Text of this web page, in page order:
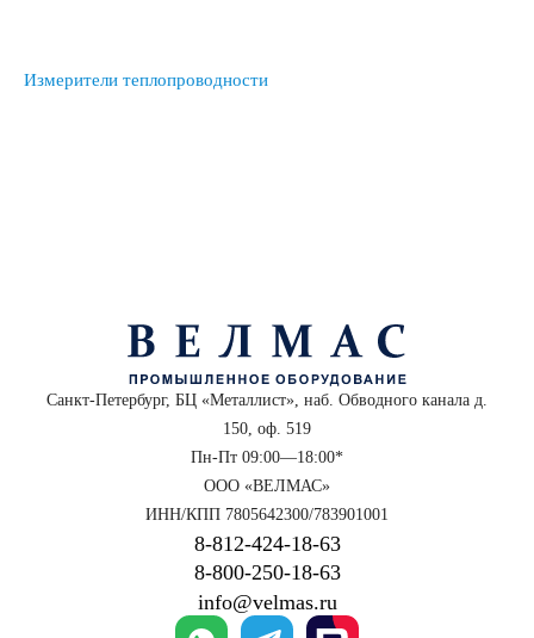
Измерители теплопроводности
Санкт-Петербург, БЦ «Металлист», наб. Обводного канала д.
150, оф. 519
Пн-Пт 09:00—18:00*
ООО «ВЕЛМАС»
ИНН/КПП 7805642300/783901001
8‑812‑424‑18‑63
8‑800‑250‑18‑63
info@velmas.ru